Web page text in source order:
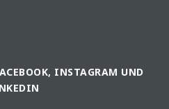
INSTAGRAM UND